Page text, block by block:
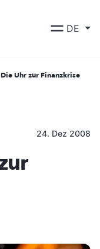
DE
Uhr zur Finanzkrise
24. Dez 2008